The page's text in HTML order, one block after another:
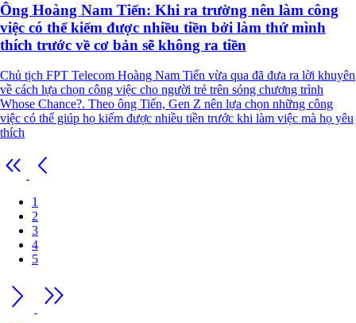
Ông Hoàng Nam Tiến: Khi ra trường nên làm công
việc có thể kiếm được nhiều tiền bởi làm thứ mình
thích trước về cơ bản sẽ không ra tiền
Chủ tịch FPT Telecom Hoàng Nam Tiến vừa qua đã đưa ra lời khuyên
về cách lựa chọn công việc cho người trẻ trên sóng chương trình
Whose Chance?. Theo ông Tiến, Gen Z nên lựa chọn những công
việc có thể giúp họ kiếm được nhiều tiền trước khi làm việc mà họ yêu
thích
1
2
3
4
5